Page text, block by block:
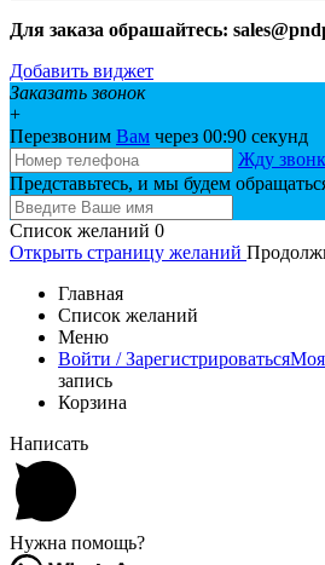
Для заказа обрашайтесь:
Добавить виджет
Заказать звонок
+
Перезвоним Вам через 00:90 секунд
Жду
Представьтесь, и мы будем
Список желаний 0
Открыть страницу желаний
Главная
Список желаний
Меню
Войти / ЗарегистрироватьсяМоя
запись
Корзина
Написать
Нужна помощь?